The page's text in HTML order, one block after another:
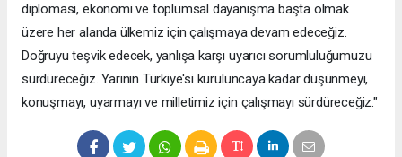
diplomasi, ekonomi ve toplumsal dayanışma başta olmak
üzere her alanda ülkemiz için çalışmaya devam edeceğiz.
Doğruyu teşvik edecek, yanlışa karşı uyarıcı sorumluluğumuzu
sürdüreceğiz. Yarının Türkiye'si kuruluncaya kadar düşünmeyi,
konuşmayı, uyarmayı ve milletimiz için çalışmayı sürdüreceğiz."